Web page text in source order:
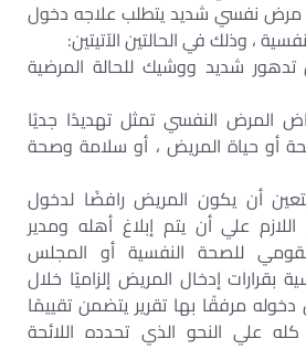
نفسي شديد يتطلب علاجه دخول
، وذلك في الحالتين الآتيتين:
تدهور شديد ووشيك للحالة المرضية
المرض النفسي تمثل تهديدًا جديًا
أو حياة المريض ، أو سلامة وصحة
أن يكون المريض رافضًا لدخول
علي أن يتم إبلاغ أهله ومدير
للصحة النفسية أو المجلس
بقرارات إدخال المريض إلزاميًا خلال
مرفقًا بها تقرير يتضمن تقييمًا
علي النحو الذي تحدده اللائحة